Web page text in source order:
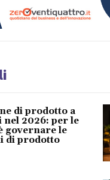
di prodotto a
2026: per le
governare le
di prodotto